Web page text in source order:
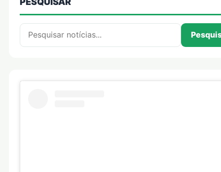
Pesquisar por: